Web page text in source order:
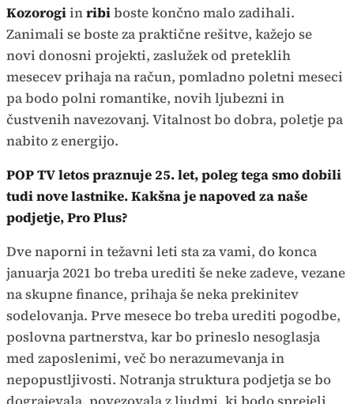
Kozorogiinribiboste končno malo zadihali.
Zanimali se boste za praktične rešitve, kažejo se
novi donosni projekti, zaslužek od preteklih
mesecev prihaja na račun, pomladno poletni meseci
pa bodo polni romantike, novih ljubezni in
čustvenih navezovanj. Vitalnost bo dobra, poletje pa
nabito z energijo.
POP TV letos praznuje 25. let, poleg tega smo dobili
tudi nove lastnike. Kakšna je napoved za naše
podjetje, Pro Plus?
Dve naporni in težavni leti sta za vami, do konca
januarja 2021 bo treba urediti še neke zadeve, vezane
na skupne finance, prihaja še neka prekinitev
sodelovanja. Prve mesece bo treba urediti pogodbe,
poslovna partnerstva, kar bo prineslo nesoglasja
med zaposlenimi, več bo nerazumevanja in
nepopustljivosti. Notranja struktura podjetja se bo